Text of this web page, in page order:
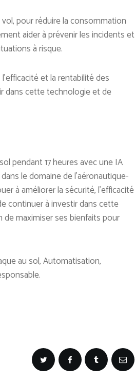
pour réduire la consommation
aider à prévenir les incidents et
à risque.
et la rentabilité des
dans cette technologie et de
pendant 17 heures avec une IA
le domaine de l’aéronautique-
à améliorer la sécurité, l’efficacité
continuer à investir dans cette
maximiser ses bienfaits pour
au sol, Automatisation,